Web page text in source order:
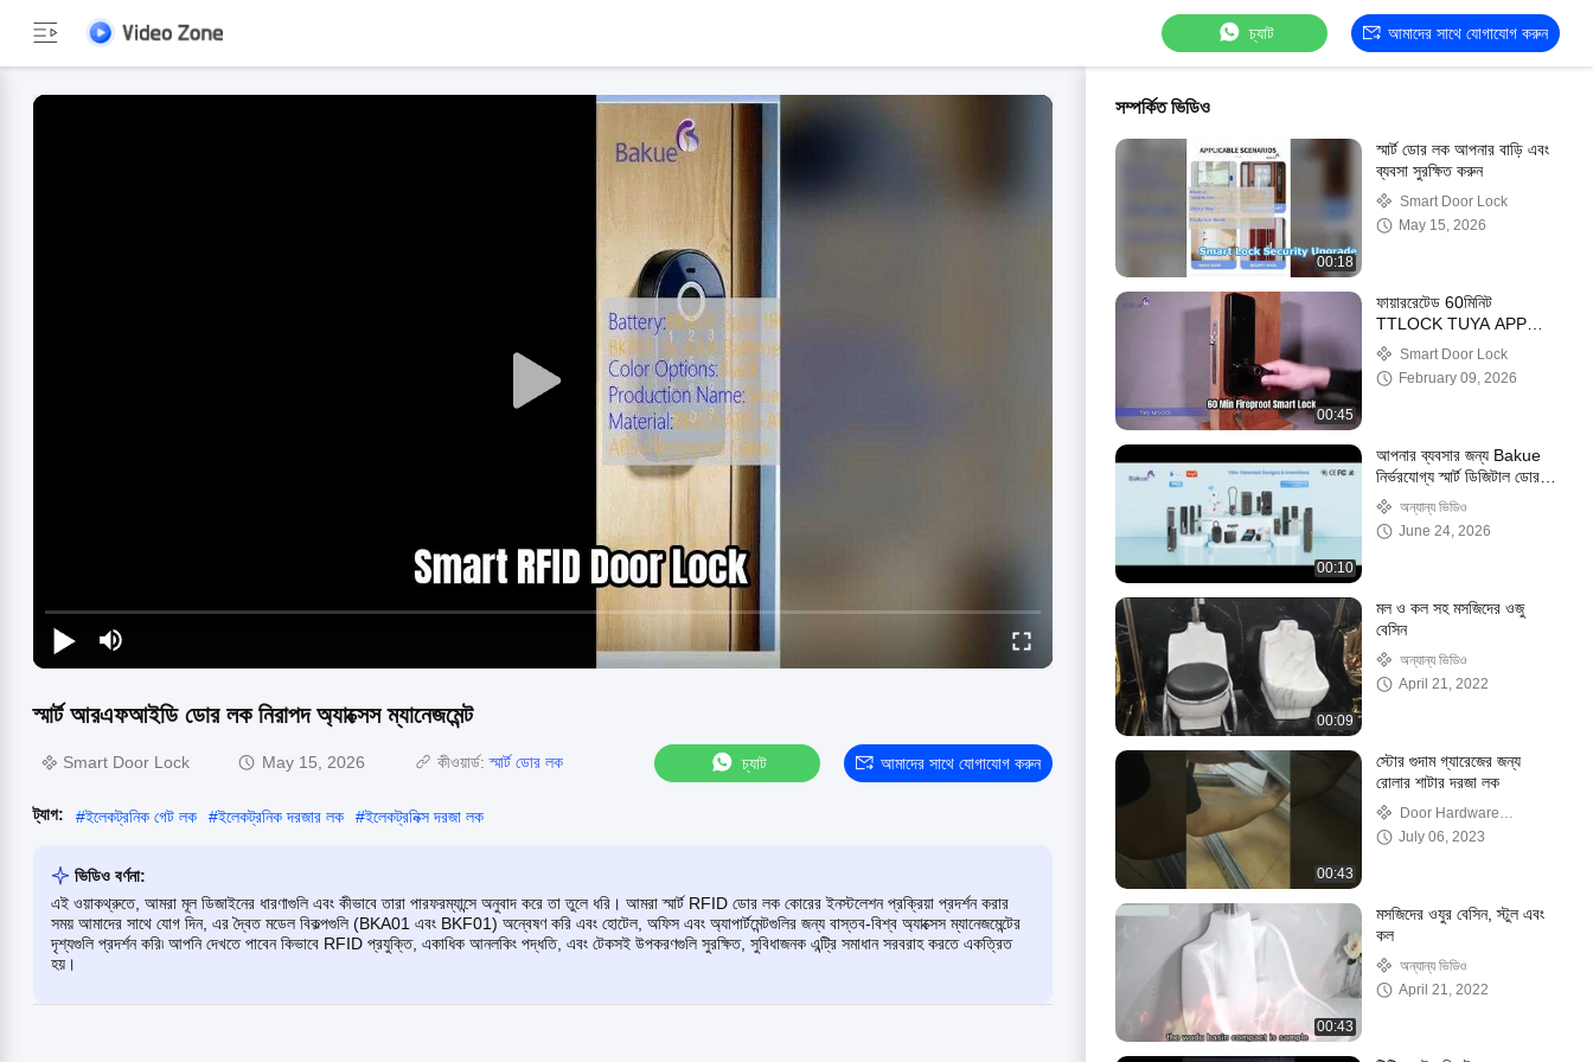
চ্যাট আমাদের সাথে যোগাযোগ করুন
স্মার্ট আরএফআইডি ডোর লক নিরাপদ অ্যাক্সেস ম্যানেজমেন্ট
Smart Door Lock May 15, 2026 কীওয়ার্ড:স্মার্ট ডোর লক চ্যাট আমাদের সাথে যোগাযোগ করুন
ট্যাগ: #ইলেকট্রনিক গেট লক #ইলেকট্রনিক দরজার লক #ইলেকট্রনিক্স দরজা লক
ভিডিও বর্ণনা:
এই ওয়াকথ্রুতে, আমরা মূল ডিজাইনের ধারণাগুলি এবং কীভাবে তারা পারফরম্যান্সে অনুবাদ করে তা তুলে ধরি। আমরা স্মার্ট RFID ডোর লক কোরের ইনস্টলেশন প্রক্রিয়া প্রদর্শন করার
সময় আমাদের সাথে যোগ দিন, এর দ্বৈত মডেল বিকল্পগুলি (BKA01 এবং BKF01) অন্বেষণ করি এবং হোটেল, অফিস এবং অ্যাপার্টমেন্টগুলির জন্য বাস্তব-বিশ্ব অ্যাক্সেস ম্যানেজমেন্টের
দৃশ্যগুলি প্রদর্শন করি৷ আপনি দেখতে পাবেন কিভাবে RFID প্রযুক্তি, একাধিক আনলকিং পদ্ধতি, এবং টেকসই উপকরণগুলি সুরক্ষিত, সুবিধাজনক এন্ট্রি সমাধান সরবরাহ করতে একত্রিত
হয়।
সম্পর্কিত ভিডিও
00:18
স্মার্ট ডোর লক আপনার বাড়ি এবং
ব্যবসা সুরক্ষিত করুন
Smart Door Lock
May 15, 2026
00:45
ফায়াররেটেড 60মিনিট
TTLOCK TUYA APP
Google স্মার্ট হোমের সাথে
সামঞ্জস্যপূর্ণ
Smart Door Lock
February 09, 2026
00:10
আপনার ব্যবসার জন্য Bakue
নির্ভরযোগ্য স্মার্ট ডিজিটাল ডোর
লক সমাধান
অন্যান্য ভিডিও
June 24, 2026
00:09
মল ও কল সহ মসজিদের ওজু
বেসিন
অন্যান্য ভিডিও
April 21, 2022
00:43
স্টোর গুদাম গ্যারেজের জন্য
রোলার শাটার দরজা লক
Door Hardware
Accessories
July 06, 2023
00:43
মসজিদের ওযুর বেসিন, স্টুল এবং
কল
অন্যান্য ভিডিও
April 21, 2022